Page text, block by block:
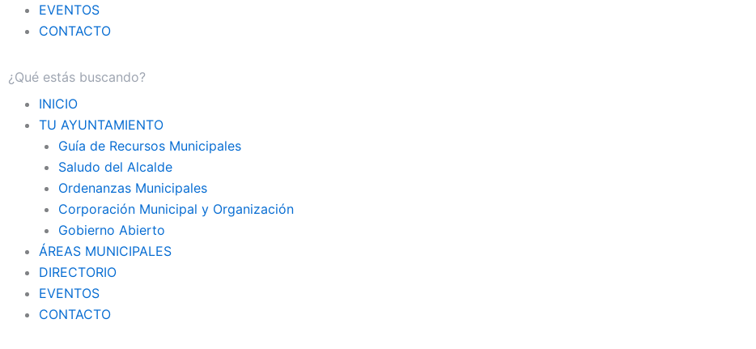
EVENTOS
CONTACTO
INICIO
TU AYUNTAMIENTO
Guía de Recursos Municipales
Saludo del Alcalde
Ordenanzas Municipales
Corporación Municipal y Organización
Gobierno Abierto
ÁREAS MUNICIPALES
DIRECTORIO
EVENTOS
CONTACTO